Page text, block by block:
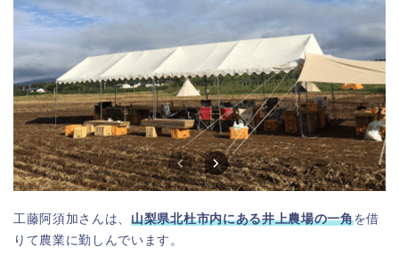
工藤阿須加さんは、山梨県北杜市内にある井上農場の一角を借
りて農業に勤しんでいます。